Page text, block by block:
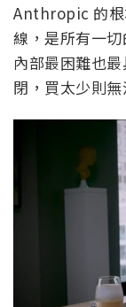
Anthropic 的根
線，是所有一
內部最困難也
閉，買太少則